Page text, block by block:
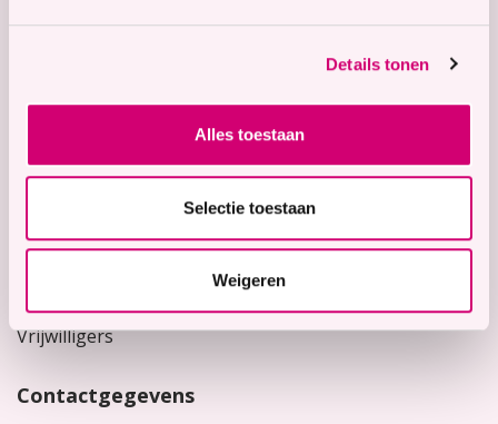
Details tonen
Alles toestaan
Selectie toestaan
Weigeren
Bekijk onze 9 locaties
Snel naar
Bekijk hier onze vacatures
Vrijwilligers
Contactgegevens